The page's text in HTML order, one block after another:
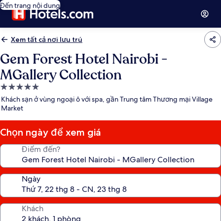
Đến trang nội dung
Xem tất cả nơi lưu trú
Gem Forest Hotel Nairobi -
MGallery Collection
Nơi
lưu
trú
5.0
sao
Khách sạn ở vùng ngoại ô với spa, gần Trung tâm Thương mại Village
Market
Chọn ngày để xem giá
Điểm đến?
Ngày
Khách